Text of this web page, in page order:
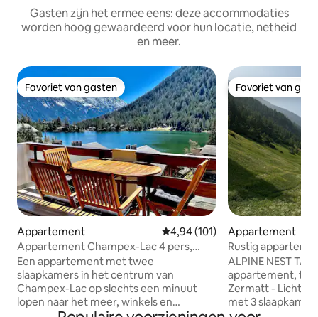
Gasten zijn het ermee eens: deze accommodaties
worden hoog gewaardeerd voor hun locatie, netheid
en meer.
Favoriet van gasten
Favoriet van gasten
Appartement Gemiddelde beoordeling van
4,94 (101)
Appartement Champex-Lac 4 pers,
uitzicht op het meer, centraal
Een appartement met twee
slaapkamers in het centrum van
Champex-Lac op slechts een minuut
lopen naar het meer, winkels en
Favoriet van
Favoriet van
Appartement
Rustig
uitzicht
ALPINE NEST
appartement,
Zermatt - Licht,
met 3